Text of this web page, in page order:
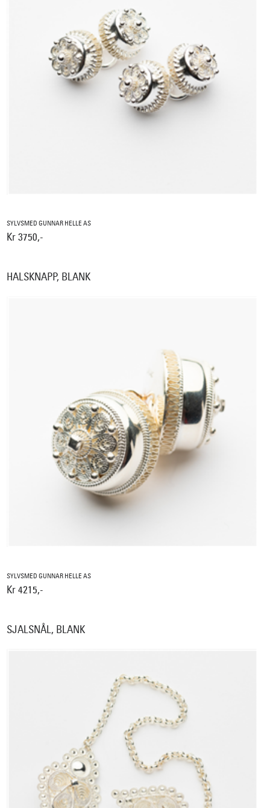
SYLVSMED GUNNAR HELLE AS
Kr 3750,-
HALSKNAPP, BLANK
SYLVSMED GUNNAR HELLE AS
Kr 4215,-
SJALSNÅL, BLANK